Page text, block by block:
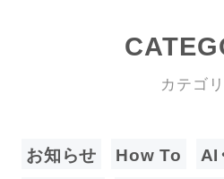
カテゴ
お知らせ How To
AI